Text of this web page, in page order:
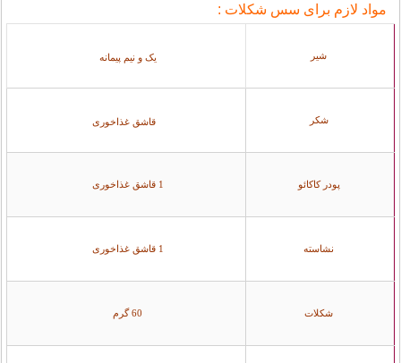
مواد لازم برای سس شکلات :
شیر یک و نیم پیمانه
شکر
پودر کاکائو 1 قاشق غذاخوری
نشاسته 1 قاشق غذاخوری
شکلات 60 گرم